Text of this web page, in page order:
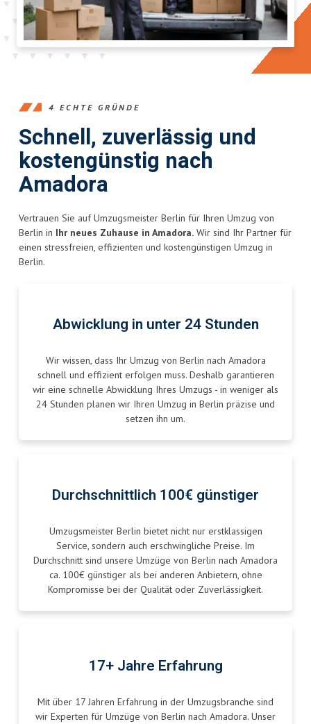
4 ECHTE GRÜNDE
Schnell, zuverlässig und
kostengünstig nach
Amadora
Vertrauen Sie auf Umzugsmeister Berlin für Ihren Umzug von
Berlin in Ihr neues Zuhause in Amadora. Wir sind Ihr Partner für
einen stressfreien, effizienten und kostengünstigen Umzug in
Berlin.
Abwicklung in unter 24 Stunden
Wir wissen, dass Ihr Umzug von Berlin nach Amadora
schnell und effizient erfolgen muss. Deshalb garantieren
wir eine schnelle Abwicklung Ihres Umzugs - in weniger als
24 Stunden planen wir Ihren Umzug in Berlin präzise und
setzen ihn um.
Durchschnittlich 100€ günstiger
Umzugsmeister Berlin bietet nicht nur erstklassigen
Service, sondern auch erschwingliche Preise. Im
Durchschnitt sind unsere Umzüge von Berlin nach Amadora
ca. 100€ günstiger als bei anderen Anbietern, ohne
Kompromisse bei der Qualität oder Zuverlässigkeit.
17+ Jahre Erfahrung
Mit über 17 Jahren Erfahrung in der Umzugsbranche sind
wir Experten für Umzüge von Berlin nach Amadora. Unser